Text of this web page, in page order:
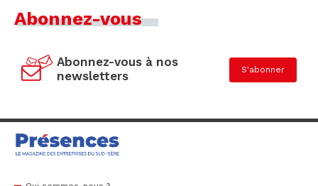
Abonnez-vous
Abonnez-vous à nos
newsletters
S'abonner